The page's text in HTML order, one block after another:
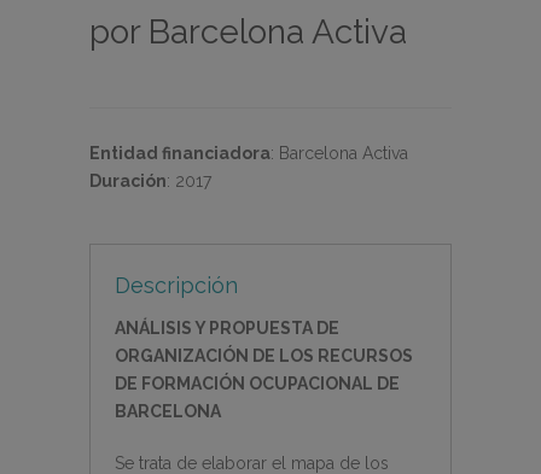
por Barcelona Activa
Entidad financiadora: Barcelona Activa
Duración: 2017
Descripción
ANÁLISIS Y PROPUESTA DE
ORGANIZACIÓN DE LOS RECURSOS
DE FORMACIÓN OCUPACIONAL DE
BARCELONA
Se trata de elaborar el mapa de los